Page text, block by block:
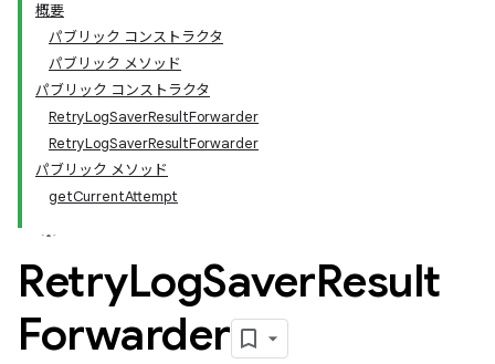
概要
パブリック コンストラクタ
パブリック メソッド
パブリック コンストラクタ
RetryLogSaverResultForwarder
RetryLogSaverResultForwarder
パブリック メソッド
getCurrentAttempt
RetryLogSaverResult
Forwarder